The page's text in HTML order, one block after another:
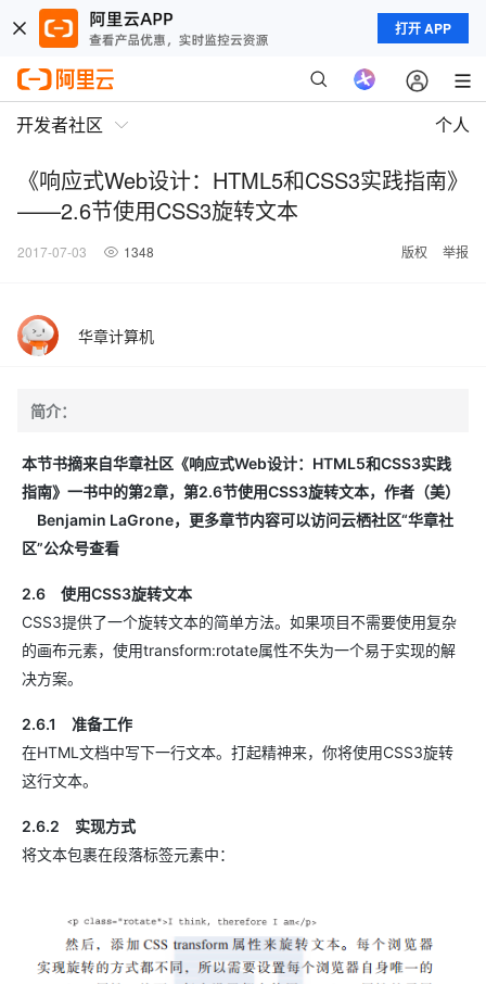
打开 APP
开发者社区 个人
《响应式Web设计：HTML5和CSS3实践指南》
——2.6节使用CSS3旋转文本
2017-07-03 1348 版权 举报
华章计算机
简介：
本节书摘来自华章社区《响应式Web设计：HTML5和CSS3实践
指南》一书中的第2章，第2.6节使用CSS3旋转文本，作者（美）
Benjamin LaGrone，更多章节内容可以访问云栖社区“华章社
区”公众号查看
2.6 使用CSS3旋转文本
CSS3提供了一个旋转文本的简单方法。如果项目不需要使用复杂
的画布元素，使用transform:rotate属性不失为一个易于实现的解
决方案。
2.6.1 准备工作
在HTML文档中写下一行文本。打起精神来，你将使用CSS3旋转
这行文本。
2.6.2 实现方式
将文本包裹在段落标签元素中：